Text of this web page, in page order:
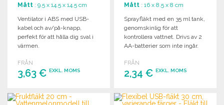
Mått : 9.5 x 14.5 x 14.5 cm
Ventilator i ABS med USB-
kabel och av/på-knapp,
perfekt för att hålla dig sval i
värmen.
FRÅN
3,63 € EXKL. MOMS
BESTÄLL
Mått : 16 x 8.5 x 8 cm
Sprayfläkt med en 35 ml tank,
genomskinlig för att
kontrollera vattnet. Drivs av 2
AA-batterier som inte ingår.
FRÅN
2,34 €EXKL. MOMS
BESTÄLL